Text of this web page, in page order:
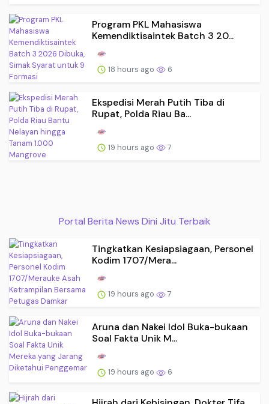
Program PKL Mahasiswa
Kemendiktisaintek Batch 3 20...
18 hours ago 6
Ekspedisi Merah Putih Tiba di
Rupat, Polda Riau Ba...
19 hours ago 7
Portal Berita News Dini Jitu Terbaik
Tingkatkan Kesiapsiagaan, Personel
Kodim 1707/Mera...
19 hours ago 7
Aruna dan Nakei Idol Buka-bukaan
Soal Fakta Unik M...
19 hours ago 6